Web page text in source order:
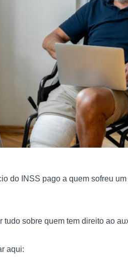
do INSS pago a quem sofreu
tudo sobre quem tem direito ao
aqui: